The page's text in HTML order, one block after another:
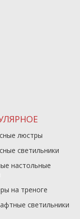
люстры
светильники
настольные
на треноге
светильники